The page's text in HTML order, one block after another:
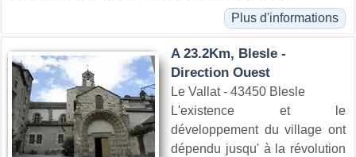
Plus d'informations
A 23.2Km, Blesle -
Direction Ouest
Le Vallat - 43450 Blesle
L'existence et le
développement du village ont
dépendu jusqu' à la révolution